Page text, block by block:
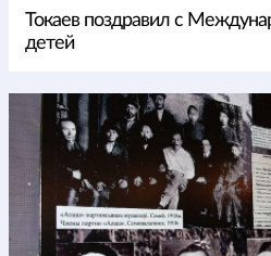
Токаев поздравил с
детей